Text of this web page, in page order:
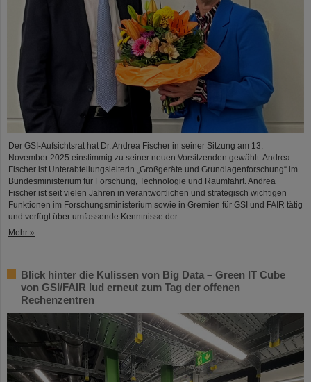
Der GSI-Aufsichtsrat hat Dr. Andrea Fischer in seiner Sitzung am 13.
November 2025 einstimmig zu seiner neuen Vorsitzenden gewählt. Andrea
Fischer ist Unterabteilungsleiterin „Großgeräte und Grundlagenforschung“ im
Bundesministerium für Forschung, Technologie und Raumfahrt. Andrea
Fischer ist seit vielen Jahren in verantwortlichen und strategisch wichtigen
Funktionen im Forschungsministerium sowie in Gremien für GSI und FAIR tätig
und verfügt über umfassende Kenntnisse der…
Mehr »
Blick hinter die Kulissen von Big Data – Green IT Cube
von GSI/FAIR lud erneut zum Tag der offenen
Rechenzentren